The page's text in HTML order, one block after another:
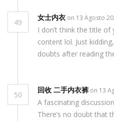
49
女士内衣 on 13 Agosto
I don’t think the title
content lol. Just
doubts after reading
50
回收 二手内衣裤 on 13
A fascinating
There’s no doubt that